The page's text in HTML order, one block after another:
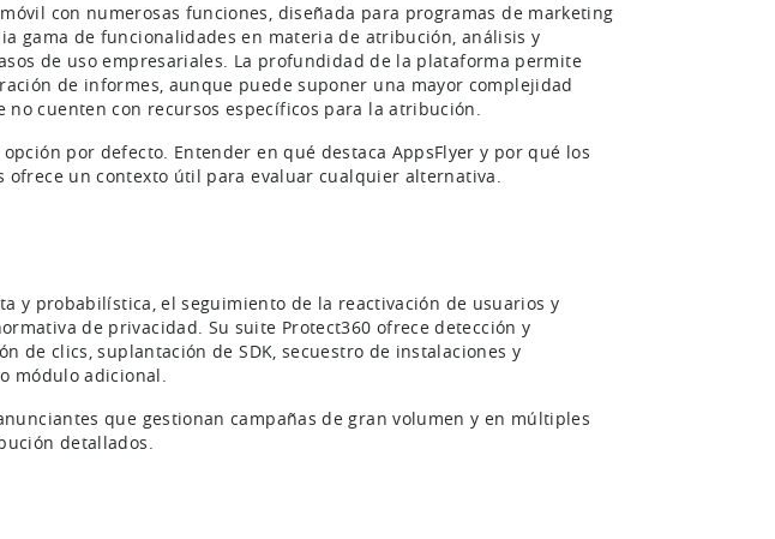
con numerosas funciones, diseñada para programas de marketing
gama de funcionalidades en materia de atribución, análisis y
de uso empresariales. La profundidad de la plataforma permite
de informes, aunque puede suponer una mayor complejidad
cuenten con recursos específicos para la atribución.
por defecto. Entender en qué destaca AppsFlyer y por qué los
ofrece un contexto útil para evaluar cualquier alternativa.
y probabilística, el seguimiento de la reactivación de usuarios y
de privacidad. Su suite Protect360 ofrece detección y
de clics, suplantación de SDK, secuestro de instalaciones y
módulo adicional.
que gestionan campañas de gran volumen y en múltiples
detallados.